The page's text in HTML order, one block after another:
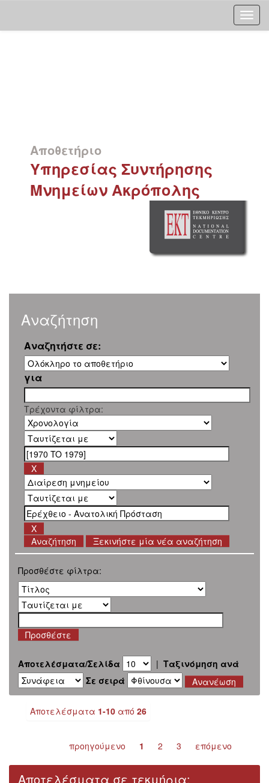
Αποθετήριο
Υπηρεσίας Συντήρησης
Μνημείων Ακρόπολης
Αναζήτηση
Αναζητήστε σε:
για
Τρέχοντα φίλτρα:
Ξεκινήστε μία νέα αναζήτηση
Προσθέστε φίλτρα:
Αποτελέσματα/Σελίδα | Ταξινόμηση ανά
Σε σειρά
Αποτελέσματα 1-10 από 26
προηγούμενο 1 2 3 επόμενο
Αποτελέσματα σε τεκμήρια: